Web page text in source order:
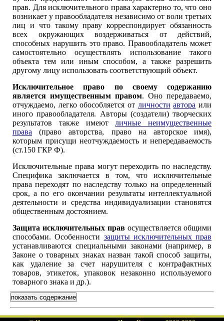
прав. Для исключительного права характерно то, что оно
возникает у правообладателя независимо от воли третьих
лиц и что такому праву корреспондирует обязанность
всех окружающих воздерживаться от действий,
способных нарушить это право. Правообладатель может
самостоятельно осуществлять использование такого
объекта тем или иным способом, а также разрешить
другому лицу использовать соответствующий объект.
Исключительное право по своему содержанию
является имущественным правом. Оно передаваемо,
отчуждаемо, легко обособляется от личности автора или
иного правообладателя. Авторы (создатели) творческих
результатов также имеютличные неимущественные
права (право авторства, право на авторское имя),
которым присущи неотчуждаемость и непередаваемость
(ст.150 ГКР Ф).
Исключительные права могут переходить по наследству.
Специфика заключается в том, что исключительные
права переходят по наследству только на определенный
срок, а по его окончании результаты интеллектуальной
деятельности и средства индивидуализации становятся
общественным достоянием.
Защита исключительных прав осуществляется общими
способами. Особенности защиты исключительных прав
устанавливаются специальными законами (например, в
Законе о товарных знаках назван такой способ защиты,
как удаление за счет нарушителя с контрафактных
товаров, этикеток, упаковок незаконно используемого
товарного знака и др.).
показать содержание